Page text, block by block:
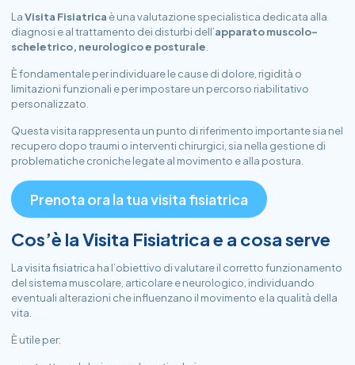
LaVisita Fisiatrica è una valutazione specialistica dedicata alla
diagnosi e al trattamento dei disturbi dell’apparato muscolo-
scheletrico, neurologico e posturale
È fondamentale per individuare le cause di dolore, rigidità o
limitazioni funzionali e per impostare un percorso riabilitativo
personalizzato.
Questa visita rappresenta un punto di riferimento importante sia nel
recupero dopo traumi o interventi chirurgici, sia nella gestione di
problematiche croniche legate al movimento e alla postura.
Prenota ora la tua visita fisiatrica
Cos’è la Visita Fisiatrica e a cosa serve
La visita fisiatrica ha l’obiettivo di valutare il corretto funzionamento
del sistema muscolare, articolare e neurologico, individuando
eventuali alterazioni che influenzano il movimento e la qualità della
vita.
È utile per: